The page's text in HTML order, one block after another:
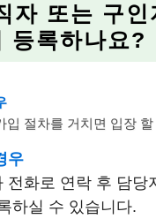
자 또는 구인
등록하나요?
입 절차를 거치면 입장
우
전화로 연락 후 담당
하실 수 있습니다.